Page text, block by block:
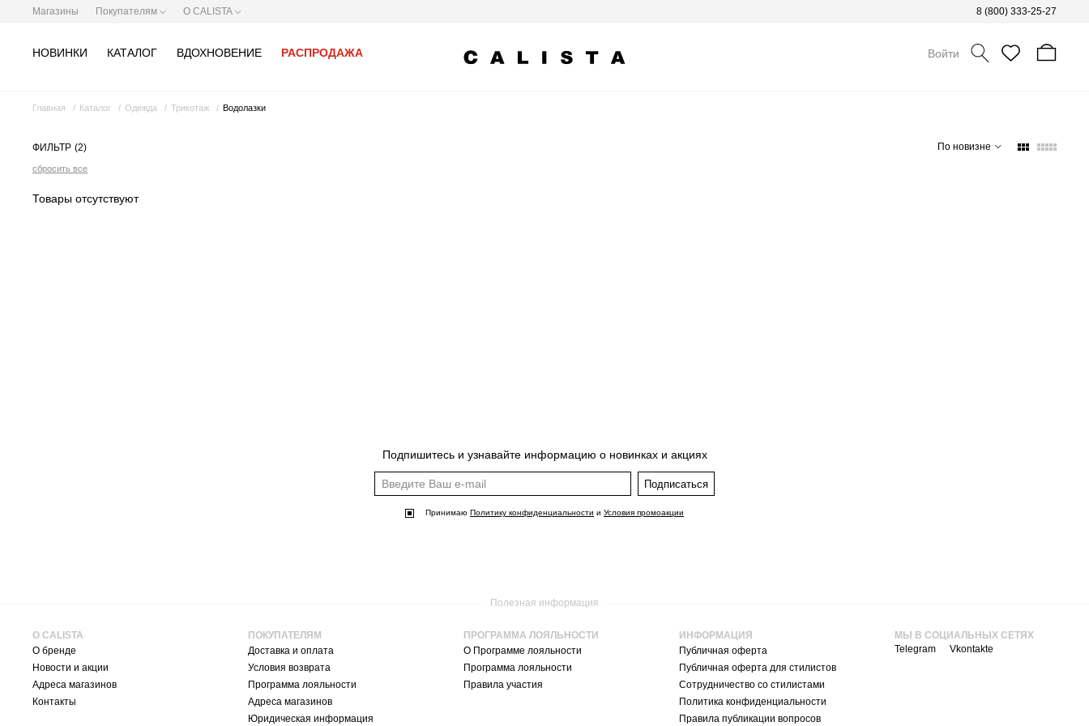
Магазины Покупателям О CALISTA 8 (800) 333-25-27
НОВИНКИ КАТАЛОГ ВДОХНОВЕНИЕ РАСПРОДАЖА Войти
Главная Каталог Одежда Трикотаж Водолазки
ФИЛЬТР (2) По новизне
сбросить все
Товары отсутствуют
Подпишитесь и узнавайте информацию о новинках и акциях
Подписаться
Принимаю Политику конфиденциальности и Условия промоакции
Полезная информация
МЫ В СОЦИАЛЬНЫХ СЕТЯХ
Telegram
Vkontakte
О CALISTA
О бренде
Новости и акции
Адреса магазинов
Контакты
ПОКУПАТЕЛЯМ
Доставка и оплата
Условия возврата
Программа лояльности
Адреса магазинов
Юридическая информация
ПРОГРАММА ЛОЯЛЬНОСТИ
О Программе лояльности
Программа лояльности
Правила участия
ИНФОРМАЦИЯ
Публичная оферта
Публичная оферта для стилистов
Сотрудничество со стилистами
Политика конфиденциальности
Правила публикации вопросов